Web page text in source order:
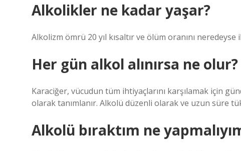
Alkolikler ne kadar yaşar?
Alkolizm ömrü 20 yıl kısaltır ve ölüm oranını
Her gün alkol alınırsa ne olur?
Karaciğer, vücudun tüm ihtiyaçlarını karşılamak için
olarak tanımlanır. Alkolü düzenli olarak ve uzun süre
Alkolü bıraktım ne